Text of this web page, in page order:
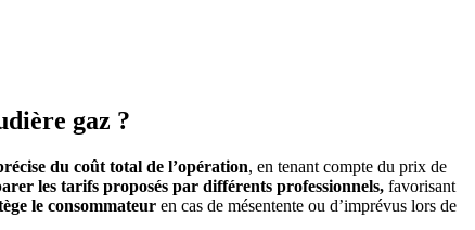
gaz ?
du coût total de l’opération, en tenant compte du prix de
les tarifs proposés par différents professionnels, favorisant
le consommateur en cas de mésentente ou d’imprévus lors de